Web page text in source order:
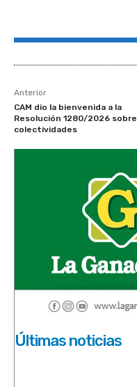
Anterior
CAM dio la bienvenida a la
Resolución 1280/2026 sobre
colectividades
Últimas noticias